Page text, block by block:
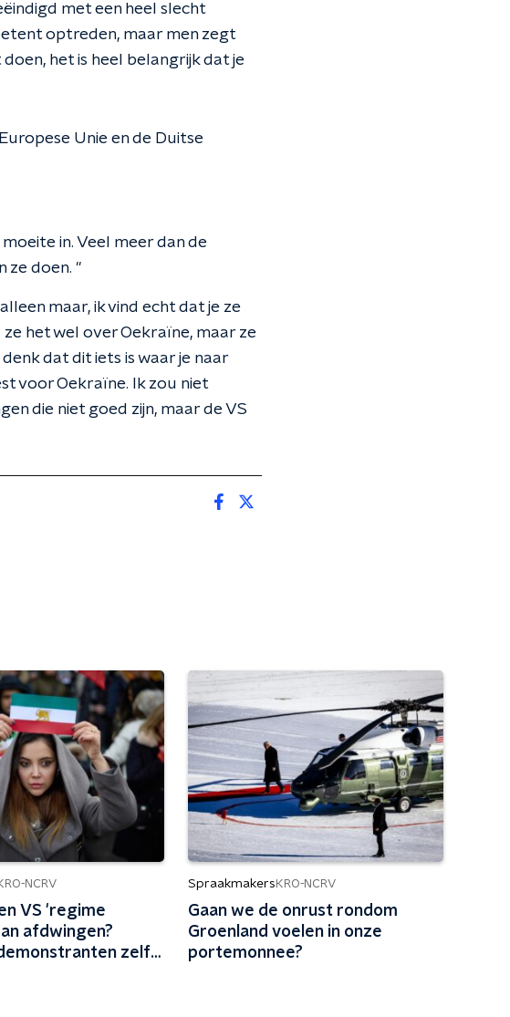
met een heel slecht
optreden, maar men zegt
het is heel belangrijk dat je
Unie en de Duitse
in. Veel meer dan de
ze doen. "
maar, ik vind echt dat je ze
het wel over Oekraïne, maar ze
dat dit iets is waar je naar
voor Oekraïne. Ik zou niet
die niet goed zijn, maar de VS
NCRV
VS 'regime
afdwingen?
zelf
Spraakmakers KRO-NCRV
Gaan we de onrust rondom
Groenland voelen in onze
portemonnee?